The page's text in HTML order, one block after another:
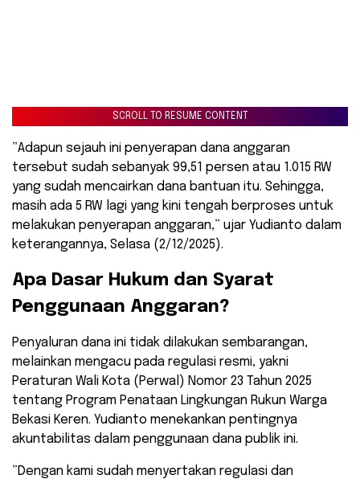
SCROLL TO RESUME CONTENT
​”Adapun sejauh ini penyerapan dana anggaran
tersebut sudah sebanyak 99,51 persen atau 1.015 RW
yang sudah mencairkan dana bantuan itu. Sehingga,
masih ada 5 RW lagi yang kini tengah berproses untuk
melakukan penyerapan anggaran,” ujar Yudianto dalam
keterangannya, Selasa (2/12/2025).
​Apa Dasar Hukum dan Syarat
Penggunaan Anggaran?
​Penyaluran dana ini tidak dilakukan sembarangan,
melainkan mengacu pada regulasi resmi, yakni
Peraturan Wali Kota (Perwal) Nomor 23 Tahun 2025
tentang Program Penataan Lingkungan Rukun Warga
Bekasi Keren. Yudianto menekankan pentingnya
akuntabilitas dalam penggunaan dana publik ini.
​”Dengan kami sudah menyertakan regulasi dan